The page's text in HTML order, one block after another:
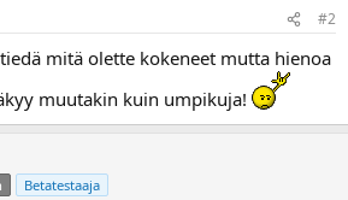
#2
mitä olette kokeneet mutta hienoa
muutakin kuin umpikuja!
Betatestaaja